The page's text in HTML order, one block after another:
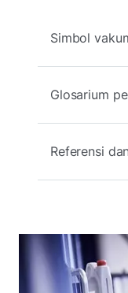
Simbol
Glosarium
Referensi